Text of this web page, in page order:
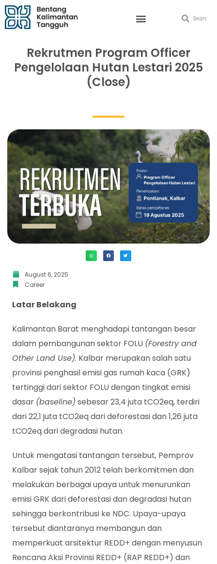
Rekrutmen Program Officer
Pengelolaan Hutan Lestari 2025
(Close)
August 6, 2025
Career
Latar Belakang
Kalimantan Barat menghadapi tantangan besar
dalam pembangunan sektor FOLU (Forestry and
Other Land Use). Kalbar merupakan salah satu
provinsi penghasil emisi gas rumah kaca (GRK)
tertinggi dari sektor FOLU dengan tingkat emisi
dasar (baseline) sebesar 23,4 juta tCO2eq, terdiri
dari 22,1 juta tCO2eq dari deforestasi dan 1,26 juta
tCO2eq dari degradasi hutan.
Untuk mengatasi tantangan tersebut, Pemprov
Kalbar sejak tahun 2012 telah berkomitmen dan
melakukan berbagai upaya untuk menurunkan
emisi GRK dari deforestasi dan degradasi hutan
sehingga berkontribusi ke NDC. Upaya-upaya
tersebut diantaranya membangun dan
memperkuat arsitektur REDD+ dengan menyusun
Rencana Aksi Provinsi REDD+ (RAP REDD+) dan